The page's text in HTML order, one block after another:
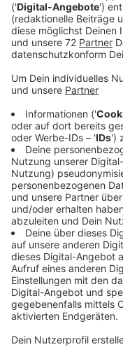
19:00 Uhr -
Der junge,
ausgezeichnete
Ochtrup dabei. Ein
und eine
Mokaby.
20:00 Uhr –
Swift Tribute Show
Den Auftakt macht
moderner
brandneue Tribute-
Welt von Taylor
Die charismatische
Stil und
hochkarätigen Live-